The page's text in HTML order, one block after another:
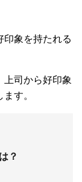
印象を持たれる
上司から好印象
す。
？